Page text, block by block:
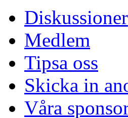
Diskussioner
Medlem
Tipsa oss
Skicka in
Våra